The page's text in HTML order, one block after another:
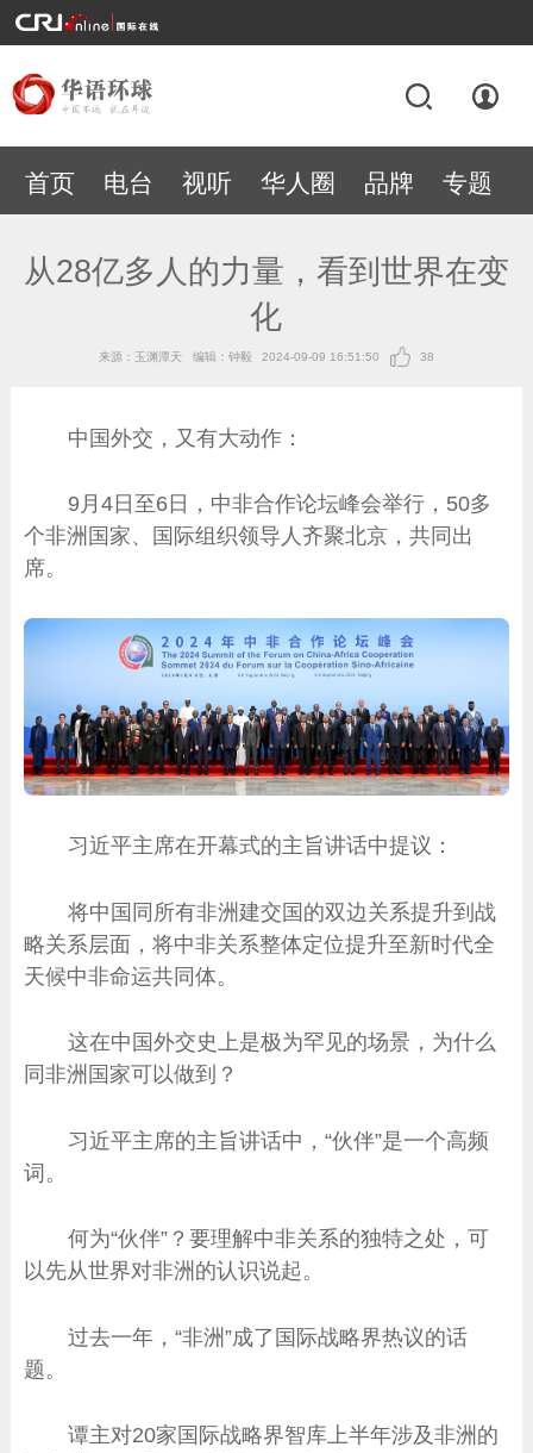
首页 电台 视听 华人圈 品牌 专题
从28亿多人的力量，看到世界在变
化
来源：玉渊潭天 编辑：钟毅 2024-09-09 16:51:50 38
中国外交，又有大动作：
9月4日至6日，中非合作论坛峰会举行，50多
个非洲国家、国际组织领导人齐聚北京，共同出
席。
习近平主席在开幕式的主旨讲话中提议：
将中国同所有非洲建交国的双边关系提升到战
略关系层面，将中非关系整体定位提升至新时代全
天候中非命运共同体。
这在中国外交史上是极为罕见的场景，为什么
同非洲国家可以做到？
习近平主席的主旨讲话中，“伙伴”是一个高频
词。
何为“伙伴”？要理解中非关系的独特之处，可
以先从世界对非洲的认识说起。
过去一年，“非洲”成了国际战略界热议的话
题。
谭主对20家国际战略界智库上半年涉及非洲的